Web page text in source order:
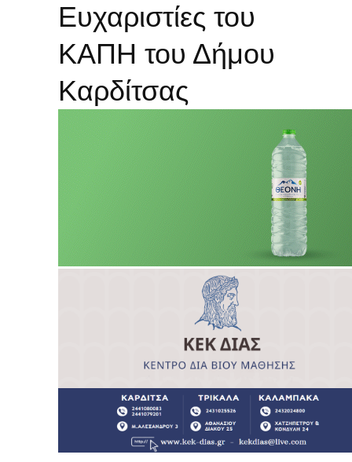
Ευχαριστίες του
ΚΑΠΗ του Δήμου
Καρδίτσας